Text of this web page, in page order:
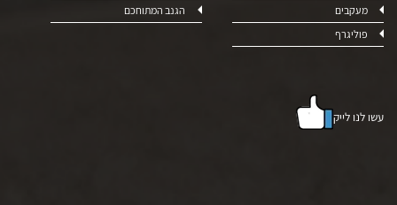
מעקבים
פוליגרף
הגנב המתוחכם
עשו לנו לייק